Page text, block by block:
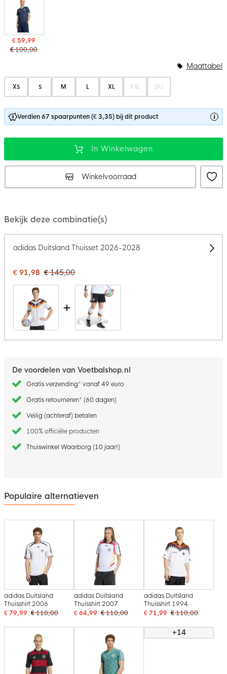
€ 59,99
€ 100,00
XS S M L XL XXL 3XL
Maattabel
Verdien 67 spaarpunten (€ 3,35) bij dit product
In Winkelwagen
Winkelvoorraad
Bekijk deze combinatie(s)
adidas Duitsland Thuisset 2026-2028
€ 91,98 € 145,00
+
De voordelen van Voetbalshop.nl
Gratis verzending* vanaf 49 euro
Gratis retourneren* (60 dagen)
Veilig (achteraf) betalen
100% officiële producten
Thuiswinkel Waarborg (10 jaar!)
Populaire alternatieven
adidas Duitsland
Thuisshirt 2006
€ 79,99 € 110,00
adidas Duitsland
Thuisshirt 2007
€ 64,99 € 110,00
adidas Duitsland
Thuisshirt 1994
€ 71,99 € 110,00
+14